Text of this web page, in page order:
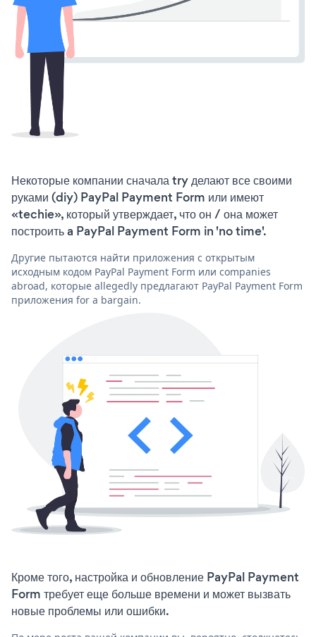
Некоторые компании сначала try делают все своими
руками (diy) PayPal Payment Form или имеют
«techie», который утверждает, что он / она может
построить a PayPal Payment Form in 'no time'.
Другие пытаются найти приложения с открытым
исходным кодом PayPal Payment Form или companies
abroad, которые allegedly предлагают PayPal Payment Form
приложения for a bargain.
Кроме того, настройка и обновление PayPal Payment
Form требует еще больше времени и может вызвать
новые проблемы или ошибки.